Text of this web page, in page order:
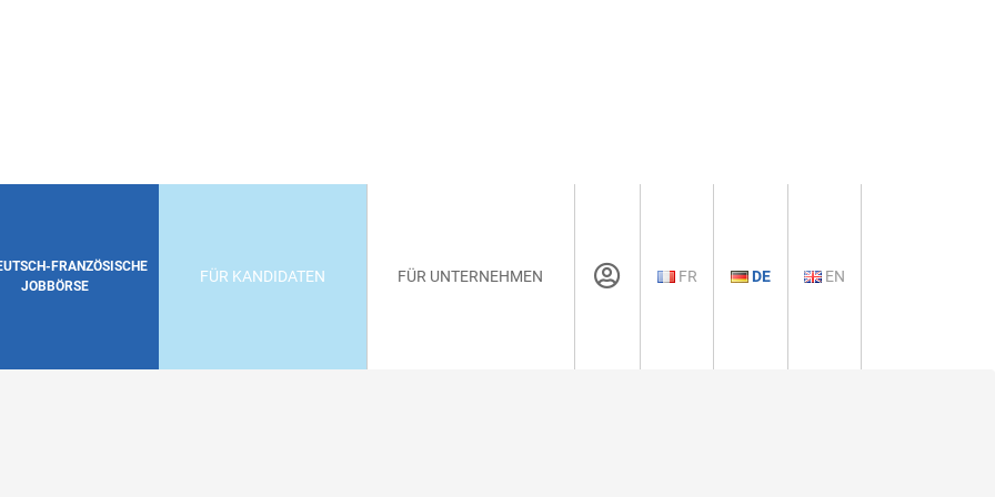
FRANZÖSISCHE
JOBBÖRSE
FÜR KANDIDATEN FÜR UNTERNEHMEN FR DE EN